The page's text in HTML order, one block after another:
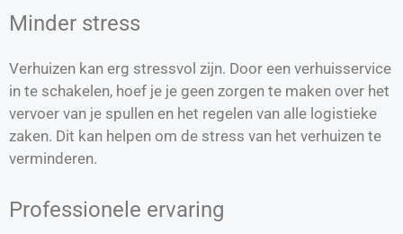
Minder stress
Verhuizen kan erg stressvol zijn. Door een verhuisservice
in te schakelen, hoef je je geen zorgen te maken over het
vervoer van je spullen en het regelen van alle logistieke
zaken. Dit kan helpen om de stress van het verhuizen te
verminderen.
Professionele ervaring